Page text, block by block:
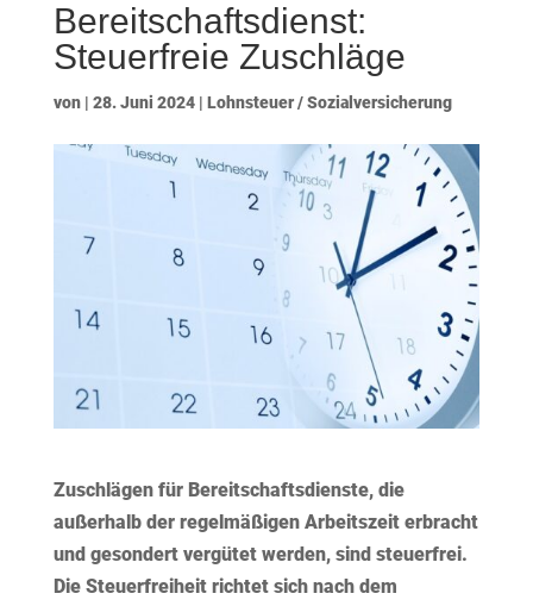
Bereitschaftsdienst:
Steuerfreie Zuschläge
von | 28. Juni 2024| Lohnsteuer / Sozialversicherung
Zuschlägen für Bereitschaftsdienste, die
außerhalb der regelmäßigen Arbeitszeit erbracht
und gesondert vergütet werden, sind steuerfrei.
Die Steuerfreiheit richtet sich nach dem